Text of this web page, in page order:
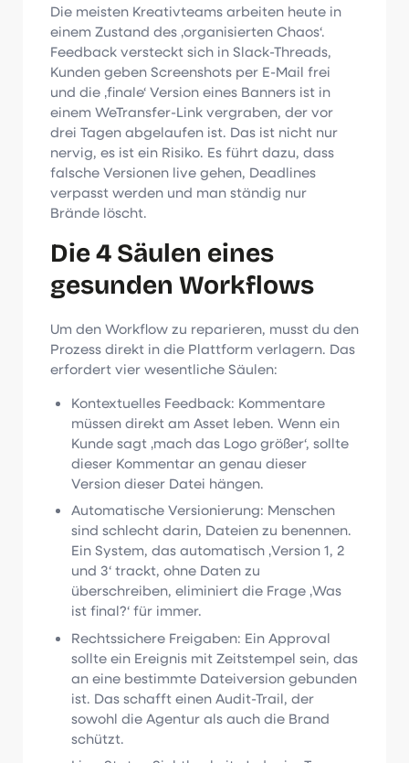
Die meisten Kreativteams arbeiten heute in
einem Zustand des ‚organisierten Chaos‘.
Feedback versteckt sich in Slack-Threads,
Kunden geben Screenshots per E-Mail frei
und die ‚finale‘ Version eines Banners ist in
einem WeTransfer-Link vergraben, der vor
drei Tagen abgelaufen ist. Das ist nicht nur
nervig, es ist ein Risiko. Es führt dazu, dass
falsche Versionen live gehen, Deadlines
verpasst werden und man ständig nur
Brände löscht.
Die 4 Säulen eines
gesunden Workflows
Um den Workflow zu reparieren, musst du den
Prozess direkt in die Plattform verlagern. Das
erfordert vier wesentliche Säulen:
Kontextuelles Feedback: Kommentare
müssen direkt am Asset leben. Wenn ein
Kunde sagt ‚mach das Logo größer‘, sollte
dieser Kommentar an genau dieser
Version dieser Datei hängen.
Automatische Versionierung: Menschen
sind schlecht darin, Dateien zu benennen.
Ein System, das automatisch ‚Version 1, 2
und 3‘ trackt, ohne Daten zu
überschreiben, eliminiert die Frage ‚Was
ist final?‘ für immer.
Rechtssichere Freigaben: Ein Approval
sollte ein Ereignis mit Zeitstempel sein, das
an eine bestimmte Dateiversion gebunden
ist. Das schafft einen Audit-Trail, der
sowohl die Agentur als auch die Brand
schützt.